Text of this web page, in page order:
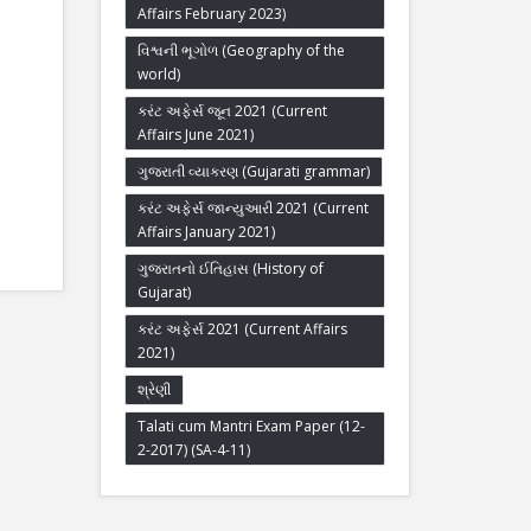
Affairs February 2023)
વિશ્વની ભૂગોળ (Geography of the
world)
કરંટ અફેર્સ જૂન 2021 (Current
Affairs June 2021)
ગુજરાતી વ્યાકરણ (Gujarati grammar)
કરંટ અફેર્સ જાન્યુઆરી 2021 (Current
Affairs January 2021)
ગુજરાતનો ઈતિહાસ (History of
Gujarat)
કરંટ અફેર્સ 2021 (Current Affairs
2021)
શ્રેણી
Talati cum Mantri Exam Paper (12-
2-2017) (SA-4-11)